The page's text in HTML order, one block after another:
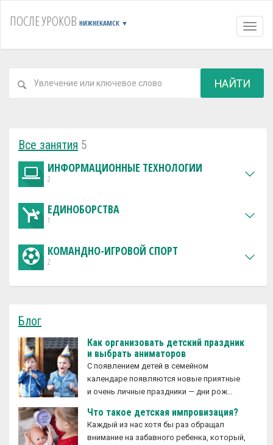
ПОСЛЕ УРОКОВ НИЖНЕКАМСК ▼
НАЙТИ
Все занятия 5
ИНФОРМАЦИОННЫЕ ТЕХНОЛОГИИ
2
ЕДИНОБОРСТВА
1
КОМАНДНО-ИГРОВОЙ СПОРТ
2
Блог
Как организовать детский праздник
и выбрать аниматоров
С появлением детей в семейном
календаре появляются новые приятные
и очень личные праздники — дни рож…
Что такое детская импровизация?
Каждый из нас хотя бы раз обращал
внимание на забавного ребенка, который,